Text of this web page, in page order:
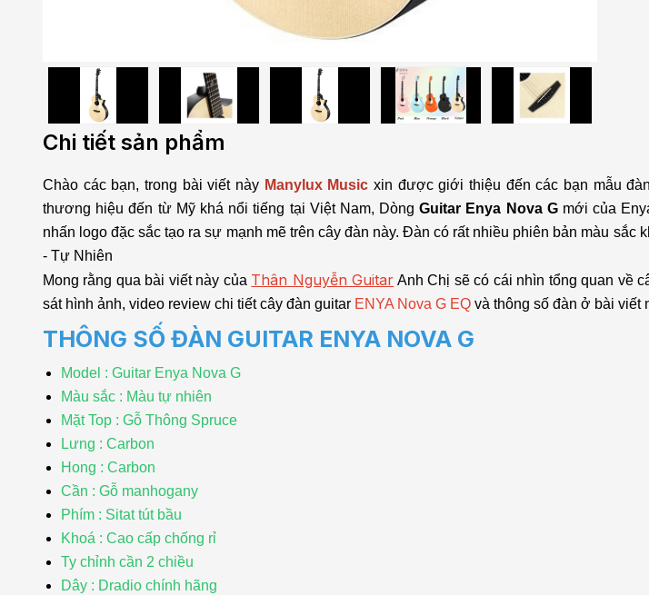
Chi tiết sản phẩm
Chào các bạn, trong bài viết này Manylux Music xin được giới thiệu đến các bạn mẫu
thương hiệu đến từ Mỹ khá nổi tiếng tại Việt Nam, DòngGuitar Enya Nova Gmới của
nhấn logo đặc sắc tạo ra sự mạnh mẽ trên cây đàn này. Đàn có rất nhiều phiên bản màu
- Tự Nhiên
Mong rằng qua bài viết này của Thân Nguyễn Guitar Anh Chị sẽ có cái nhìn tổng quan về
sát hình ảnh, video review chi tiết cây đàn guitar ENYA Nova G EQ và thông số đàn ở bài viết
THÔNG SỐ ĐÀN GUITAR ENYA NOVA G
Model : Guitar Enya Nova G
Màu sắc : Màu tự nhiên
Mặt Top : Gỗ Thông Spruce
Lưng : Carbon
Hong : Carbon
Cần : Gỗ manhogany
Phím : Sitat tút bầu
Khoá : Cao cấp chống rỉ
Ty chỉnh cần 2 chiều
Dây : Dradio chính hãng